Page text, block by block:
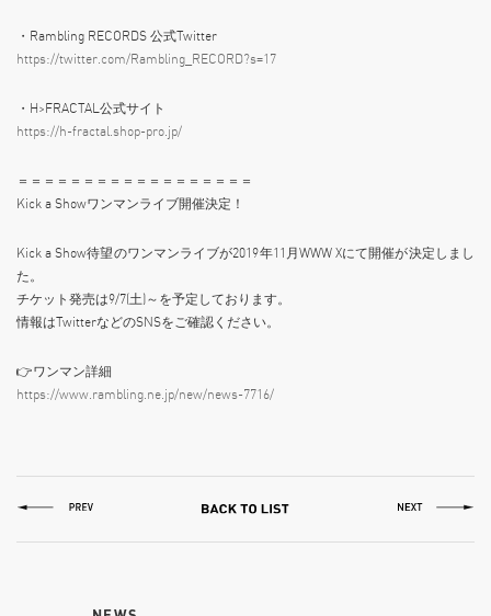
・Rambling RECORDS 公式Twitter
https://twitter.com/Rambling_RECORD?s=17
・H>FRACTAL公式サイト
https://h-fractal.shop-pro.jp/
＝＝＝＝＝＝＝＝＝＝＝＝＝＝＝＝＝＝
Kick a Showワンマンライブ開催決定！
Kick a Show待望のワンマンライブが2019年11月WWW Xにて開催が決定しまし
た。
チケット発売は9/7(土)～を予定しております。
情報はTwitterなどのSNSをご確認ください。
👉ワンマン詳細
https://www.rambling.ne.jp/new/news-7716/